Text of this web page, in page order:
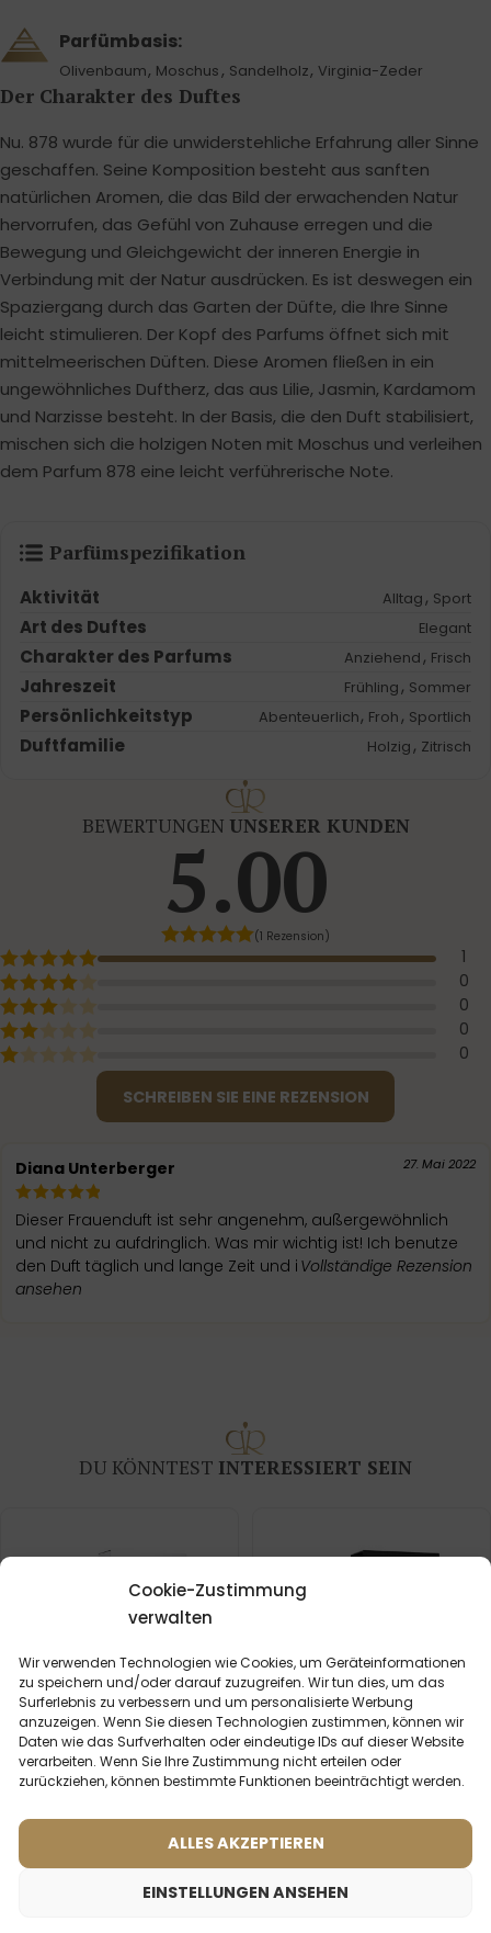
Cookie-Zustimmung
verwalten
Wir verwenden Technologien wie Cookies, um Geräteinformationen
zu speichern und/oder darauf zuzugreifen. Wir tun dies, um das
Surferlebnis zu verbessern und um personalisierte Werbung
anzuzeigen. Wenn Sie diesen Technologien zustimmen, können wir
Daten wie das Surfverhalten oder eindeutige IDs auf dieser Website
verarbeiten. Wenn Sie Ihre Zustimmung nicht erteilen oder
zurückziehen, können bestimmte Funktionen beeinträchtigt werden.
ALLES AKZEPTIEREN
EINSTELLUNGEN ANSEHEN
Parfümbasis:
Olivenbaum, Moschus , Sandelholz, Virginia-Zeder
Der Charakter des Duftes
Nu. 878 wurde für die unwiderstehliche Erfahrung aller Sinne
geschaffen. Seine Komposition besteht aus sanften
natürlichen Aromen, die das Bild der erwachenden Natur
hervorrufen, das Gefühl von Zuhause erregen und die
Bewegung und Gleichgewicht der inneren Energie in
Verbindung mit der Natur ausdrücken. Es ist deswegen ein
Spaziergang durch das Garten der Düfte, die Ihre Sinne
leicht stimulieren. Der Kopf des Parfums öffnet sich mit
mittelmeerischen Düften. Diese Aromen fließen in ein
ungewöhnliches Duftherz, das aus Lilie, Jasmin, Kardamom
und Narzisse besteht. In der Basis, die den Duft stabilisiert,
mischen sich die holzigen Noten mit Moschus und verleihen
dem Parfum 878 eine leicht verführerische Note.
Parfümspezifikation
Aktivität Alltag , Sport
Art des Duftes Elegant
Charakter des Parfums Anziehend , Frisch
Jahreszeit Frühling , Sommer
Persönlichkeitstyp Abenteuerlich, Froh , Sportlich
Duftfamilie Holzig , Zitrisch
BEWERTUNGEN UNSERER KUNDEN
5.00
(1 Rezension)
1
0
0
0
0
SCHREIBEN SIE EINE REZENSION
Diana Unterberger 27. Mai 2022
Dieser Frauenduft ist sehr angenehm, außergewöhnlich
und nicht zu aufdringlich. Was mir wichtig ist! Ich benutze
den Duft täglich und lange Zeit und i Vollständige Rezension
ansehen
DU KÖNNTEST INTERESSIERT SEIN
Frauenparfum – 511 (50ml)
Inspiriert von:
BVLGARI - OMNIA
Männerparfum – 602 (50ml)
Inspiriert von:
ARMANI - ACQUA DI GIO